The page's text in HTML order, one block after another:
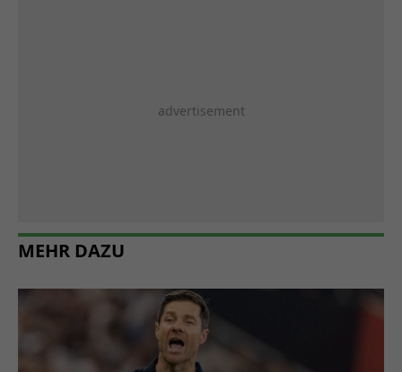
MEHR DAZU